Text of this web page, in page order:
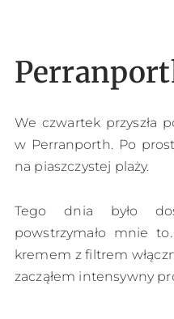
We czwartek przyszła
w Perranporth. Po
na piaszczystej plaży.
Tego dnia było
powstrzymało mnie
kremem z filtrem
zacząłem intensywny